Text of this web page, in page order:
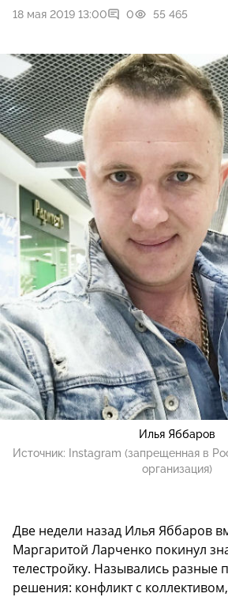
18 мая 2019 13:00 0 55 465
Илья Яббаров
Источник:
Instagram (запрещенная в
организация)
Две недели назад Илья Яббаров
Маргаритой Ларченко покинул
телестройку. Назывались разные
решения: конфликт с